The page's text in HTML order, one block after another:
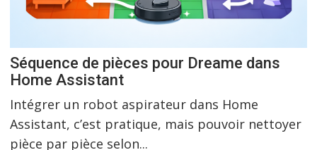
Séquence de pièces pour Dreame dans
Home Assistant
Intégrer un robot aspirateur dans Home
Assistant, c’est pratique, mais pouvoir nettoyer
pièce par pièce selon...